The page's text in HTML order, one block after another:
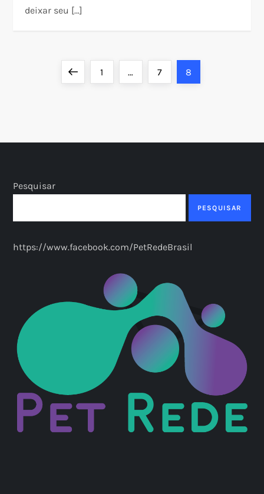
deixar seu […]
n
ç
d
e
p
o
s
PreviousPage
1 … Page
7 Page
8
Pesquisar
PESQUISAR
https://www.facebook.com/PetRedeBrasil